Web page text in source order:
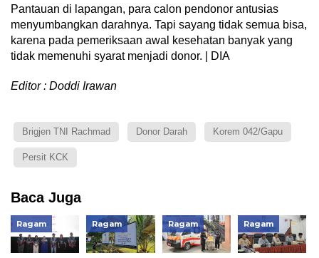
Pantauan di lapangan, para calon pendonor antusias
menyumbangkan darahnya. Tapi sayang tidak semua bisa,
karena pada pemeriksaan awal kesehatan banyak yang
tidak memenuhi syarat menjadi donor. | DIA
Editor : Doddi Irawan
Brigjen TNI Rachmad Donor Darah Korem 042/Gapu
Persit KCK
Baca Juga
Ragam Ragam Ragam Ragam